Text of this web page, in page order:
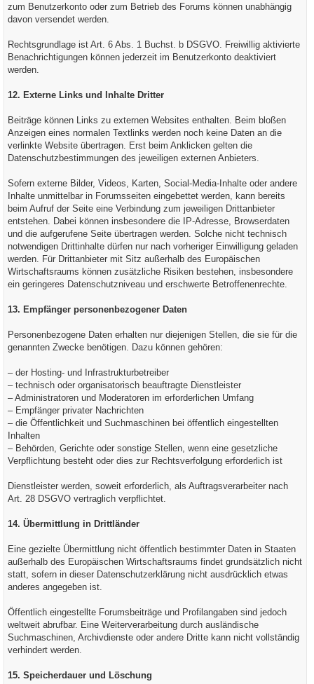
zum Benutzerkonto oder zum Betrieb des Forums können unabhängig
davon versendet werden.
Rechtsgrundlage ist Art. 6 Abs. 1 Buchst. b DSGVO. Freiwillig aktivierte
Benachrichtigungen können jederzeit im Benutzerkonto deaktiviert
werden.
12. Externe Links und Inhalte Dritter
Beiträge können Links zu externen Websites enthalten. Beim bloßen
Anzeigen eines normalen Textlinks werden noch keine Daten an die
verlinkte Website übertragen. Erst beim Anklicken gelten die
Datenschutzbestimmungen des jeweiligen externen Anbieters.
Sofern externe Bilder, Videos, Karten, Social-Media-Inhalte oder andere
Inhalte unmittelbar in Forumsseiten eingebettet werden, kann bereits
beim Aufruf der Seite eine Verbindung zum jeweiligen Drittanbieter
entstehen. Dabei können insbesondere die IP-Adresse, Browserdaten
und die aufgerufene Seite übertragen werden. Solche nicht technisch
notwendigen Drittinhalte dürfen nur nach vorheriger Einwilligung geladen
werden. Für Drittanbieter mit Sitz außerhalb des Europäischen
Wirtschaftsraums können zusätzliche Risiken bestehen, insbesondere
ein geringeres Datenschutzniveau und erschwerte Betroffenenrechte.
13. Empfänger personenbezogener Daten
Personenbezogene Daten erhalten nur diejenigen Stellen, die sie für die
genannten Zwecke benötigen. Dazu können gehören:
– der Hosting- und Infrastrukturbetreiber
– technisch oder organisatorisch beauftragte Dienstleister
– Administratoren und Moderatoren im erforderlichen Umfang
– Empfänger privater Nachrichten
– die Öffentlichkeit und Suchmaschinen bei öffentlich eingestellten
Inhalten
– Behörden, Gerichte oder sonstige Stellen, wenn eine gesetzliche
Verpflichtung besteht oder dies zur Rechtsverfolgung erforderlich ist
Dienstleister werden, soweit erforderlich, als Auftragsverarbeiter nach
Art. 28 DSGVO vertraglich verpflichtet.
14. Übermittlung in Drittländer
Eine gezielte Übermittlung nicht öffentlich bestimmter Daten in Staaten
außerhalb des Europäischen Wirtschaftsraums findet grundsätzlich nicht
statt, sofern in dieser Datenschutzerklärung nicht ausdrücklich etwas
anderes angegeben ist.
Öffentlich eingestellte Forumsbeiträge und Profilangaben sind jedoch
weltweit abrufbar. Eine Weiterverarbeitung durch ausländische
Suchmaschinen, Archivdienste oder andere Dritte kann nicht vollständig
verhindert werden.
15. Speicherdauer und Löschung